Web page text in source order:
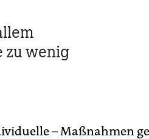
zu wenig
– Maßnahmen